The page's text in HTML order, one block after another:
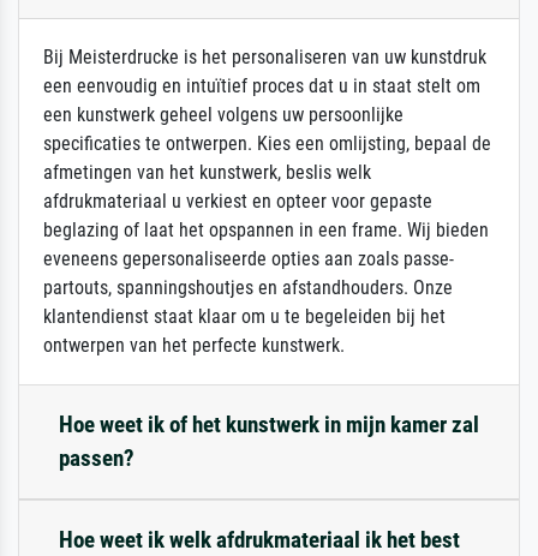
Bij Meisterdrucke is het personaliseren van uw kunstdruk
een eenvoudig en intuïtief proces dat u in staat stelt om
een kunstwerk geheel volgens uw persoonlijke
specificaties te ontwerpen. Kies een omlijsting, bepaal de
afmetingen van het kunstwerk, beslis welk
afdrukmateriaal u verkiest en opteer voor gepaste
beglazing of laat het opspannen in een frame. Wij bieden
eveneens gepersonaliseerde opties aan zoals passe-
partouts, spanningshoutjes en afstandhouders. Onze
klantendienst staat klaar om u te begeleiden bij het
ontwerpen van het perfecte kunstwerk.
Hoe weet ik of het kunstwerk in mijn kamer zal
passen?
Hoe weet ik welk afdrukmateriaal ik het best